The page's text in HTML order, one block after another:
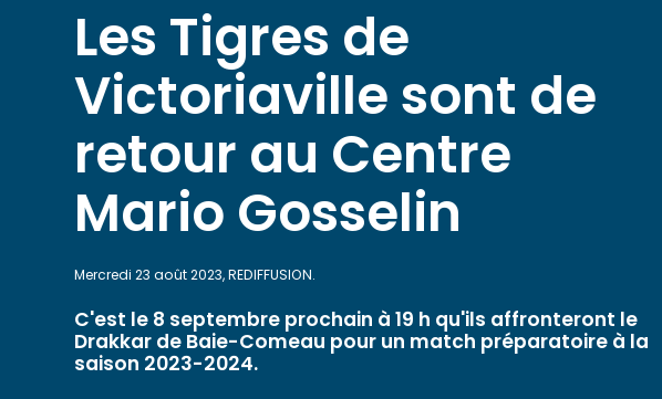
Les Tigres de
Victoriaville sont de
retour au Centre
Mario Gosselin
Mercredi 23 août 2023, REDIFFUSION.
C'est le 8 septembre prochain à 19 h qu'ils affronteront le
Drakkar de Baie-Comeau pour un match préparatoire à la
saison 2023-2024.